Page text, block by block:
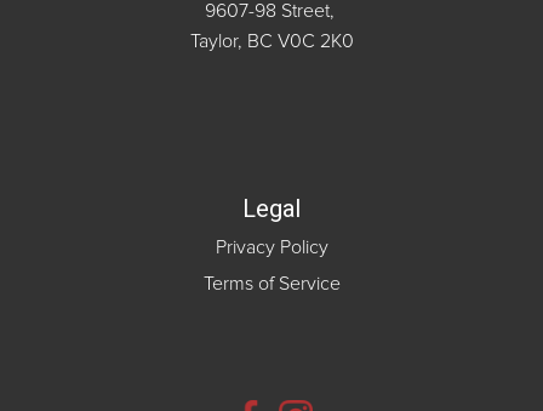
9607-98 Street,
Taylor, BC V0C 2K0
Legal
Privacy Policy
Terms of Service